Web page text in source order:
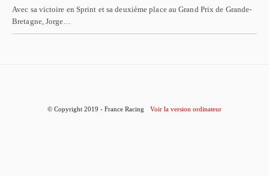
Avec sa victoire en Sprint et sa deuxième place au Grand Prix de Grande-
Bretagne, Jorge…
© Copyright 2019 - France Racing Voir la version ordinateur